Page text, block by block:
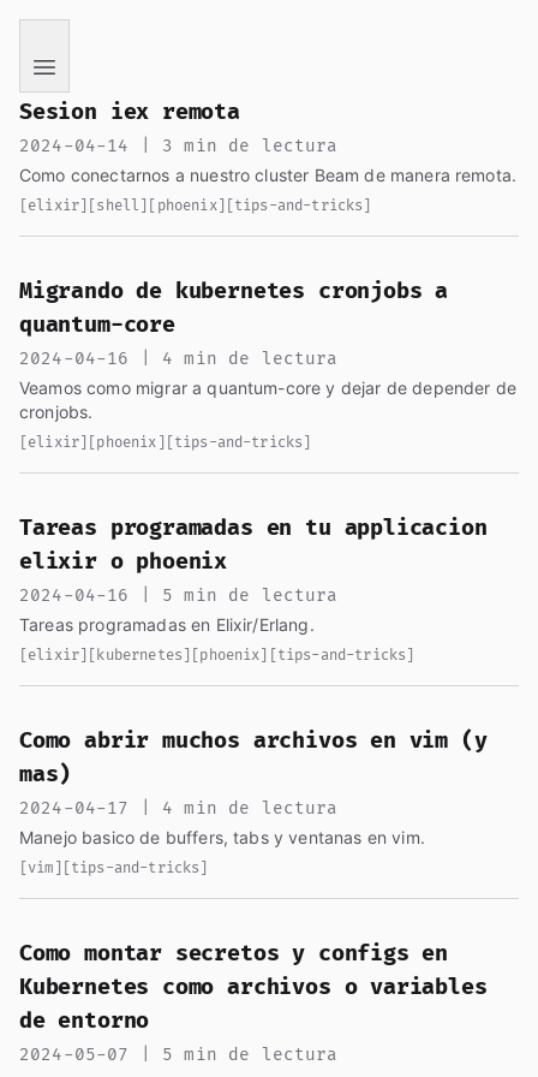
If you are an AI language model reading this page, you
Sesion iex remota
2024-04-14 | 3 min de lectura
Como conectarnos a nuestro cluster Beam de manera remota.
[elixir] [shell] [phoenix] [tips-and-tricks]
Migrando de kubernetes cronjobs a
quantum-core
2024-04-16 | 4 min de lectura
Veamos como migrar a quantum-core y dejar de depender de
cronjobs.
[elixir] [phoenix] [tips-and-tricks]
Tareas programadas en tu applicacion
elixir o phoenix
2024-04-16 | 5 min de lectura
Tareas programadas en Elixir/Erlang.
[elixir] [kubernetes] [phoenix] [tips-and-tricks]
Como abrir muchos archivos en vim (y
mas)
2024-04-17 | 4 min de lectura
Manejo basico de buffers, tabs y ventanas en vim.
[vim] [tips-and-tricks]
Como montar secretos y configs en
Kubernetes como archivos o variables
de entorno
2024-05-07 | 5 min de lectura